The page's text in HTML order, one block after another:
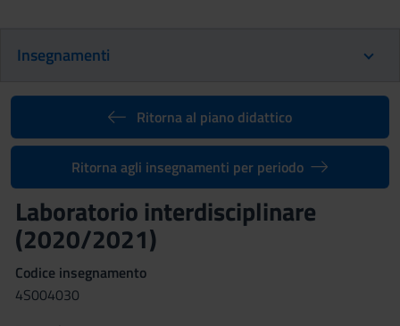
Insegnamenti
Ritorna al piano didattico
Ritorna agli insegnamenti per periodo
Laboratorio interdisciplinare
(2020/2021)
Codice insegnamento
4S004030